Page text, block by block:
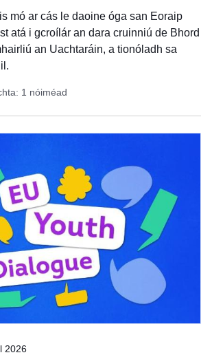
mó ar cás le daoine óga san Eoraip
atá i gcroílár an dara cruinniú de Bhord
an Uachtaráin, a tionóladh sa
1 nóiméad
2026